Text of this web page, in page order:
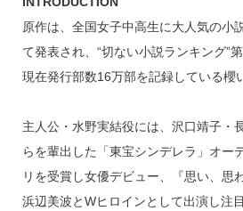
原作は、全国女子中高生に大人気の小
て発表され、“切ない小説ランキング”
現在発行部数16万部を記録している櫻
主人公・水野実結役には、沢口靖子・
らを輩出した「東宝シンデレラ」オー
リを受賞し女優デビュー、『思い、思
浜辺美波とWヒロインとして出演し注